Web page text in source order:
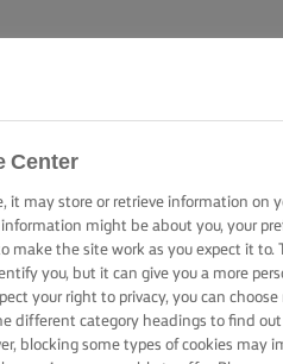
Center
it may store or retrieve information on
might be about you, your
make the site work as you expect it to.
you, but it can give you a more
your right to privacy, you can
different category headings to find
blocking some types of cookies may